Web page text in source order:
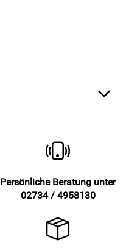
Persönliche Beratung unter
02734 / 4958130